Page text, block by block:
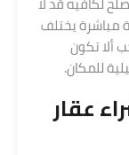
مباشرة يختلف
ألا تكون
للمكان.
عقار